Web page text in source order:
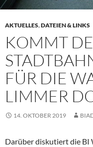
AKTUELLES,DATEIEN & LINKS
KOMMT
FÜR DIE
LIMMER
14. OKTOBER 2019
Darüber diskutiert die BI